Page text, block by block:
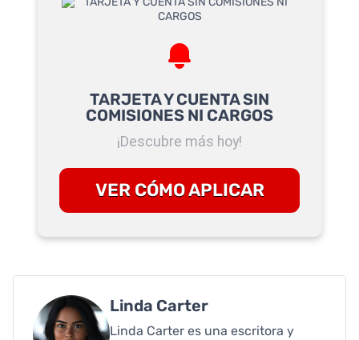
TARJETA Y CUENTA SIN
COMISIONES NI CARGOS
¡Descubre más hoy!
VER CÓMO APLICAR
Linda Carter
Linda Carter es una escritora y